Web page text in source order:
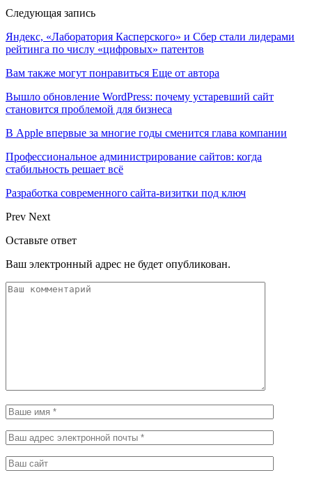
Следующая запись
Яндекс, «Лаборатория Касперского» и Сбер стали лидерами
рейтинга по числу «цифровых» патентов
Вам также могут понравиться Еще от автора
Вышло обновление WordPress: почему устаревший сайт
становится проблемой для бизнеса
В Apple впервые за многие годы сменится глава компании
Профессиональное администрирование сайтов: когда
стабильность решает всё
Разработка современного сайта-визитки под ключ
Prev Next
Оставьте ответ
Ваш электронный адрес не будет опубликован.